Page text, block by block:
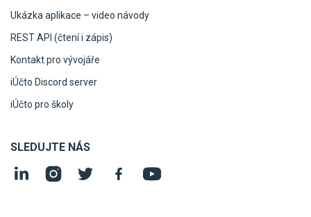
Ukázka aplikace – video návody
REST API (čtení i zápis)
Kontakt pro vývojáře
iÚčto Discord server
iÚčto pro školy
SLEDUJTE NÁS